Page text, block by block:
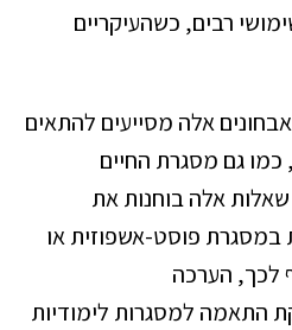
רבים, כשהעיקריים
אלה מסייעים להתאים
גם מסגרת החיים
אלה בוחנות את
פוסט-אשפוזית או
לכך, הערכה
התאמה למסגרות לימודיות